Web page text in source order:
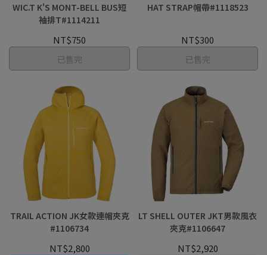
WIC.T K'S MONT-BELL BUS短
袖排T#1114211
NT$750
已售完
HAT STRAP帽帶#1118523
NT$300
已售完
TRAIL ACTION JK女款連帽夾克
#1106734
NT$2,800
LT SHELL OUTER JKT男款風衣
夾克#1106647
NT$2,920